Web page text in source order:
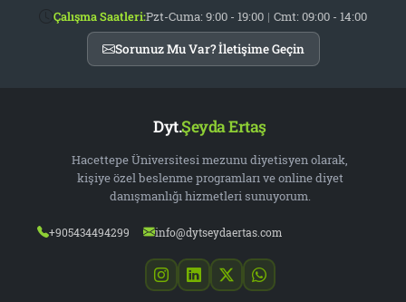
Çalışma Saatleri:Pzt-Cuma: 9:00 - 19:00 | Cmt: 09:00 - 14:00
Sorunuz Mu Var? İletişime Geçin
Dyt.Şeyda Ertaş
Hacettepe Üniversitesi mezunu diyetisyen olarak,
kişiye özel beslenme programları ve online diyet
danışmanlığı hizmetleri sunuyorum.
+905434494299 info@dytseydaertas.com